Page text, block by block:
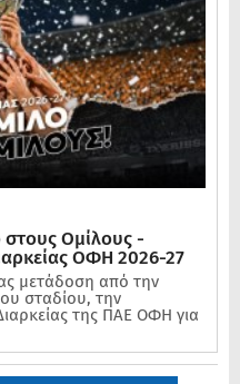
Ομίλους -
ΟΦΗ 2026-27
μετάδοση από την
σταδίου, την
της ΠΑΕ ΟΦΗ για